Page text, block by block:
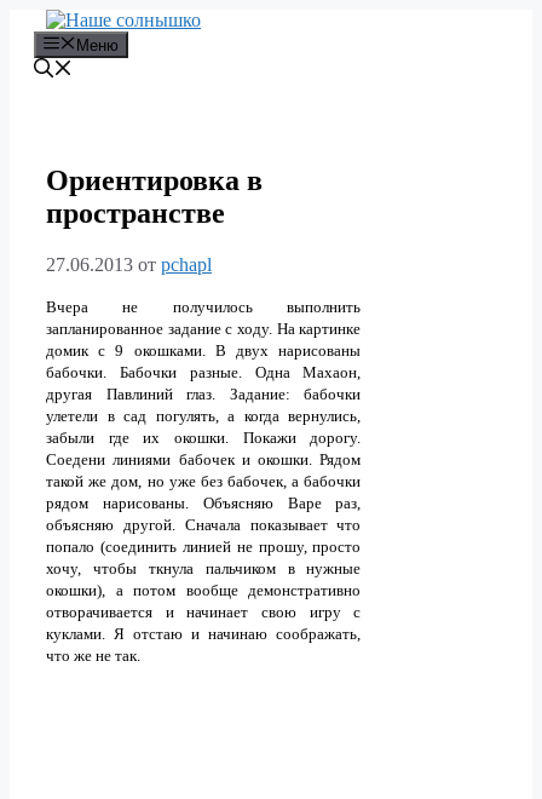
Перейти
содержимому
Меню
Ориентировка в
пространстве
27.06.2013 от pchapl
Вчера не получилось выполнить
запланированное задание с ходу. На картинке
домик с 9 окошками. В двух нарисованы
бабочки. Бабочки разные. Одна Махаон,
другая Павлиний глаз. Задание: бабочки
улетели в сад погулять, а когда вернулись,
забыли где их окошки. Покажи дорогу.
Соедени линиями бабочек и окошки. Рядом
такой же дом, но уже без бабочек, а бабочки
рядом нарисованы. Объясняю Варе раз,
объясняю другой. Сначала показывает что
попало (соединить линией не прошу, просто
хочу, чтобы ткнула пальчиком в нужные
окошки), а потом вообще демонстративно
отворачивается и начинает свою игру с
куклами. Я отстаю и начинаю соображать,
что же не так.